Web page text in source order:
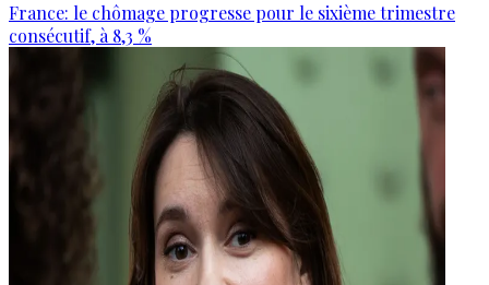
France: le chômage progresse pour le sixième trimestre
consécutif, à 8,3 %